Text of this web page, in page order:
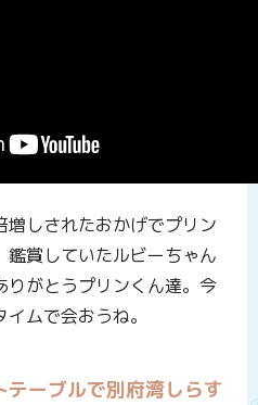
しされたおかげでプリン
鑑賞していたルビーちゃん
がとうプリンくん達。今
ムで会おうね。
テーブルで別府湾しらす